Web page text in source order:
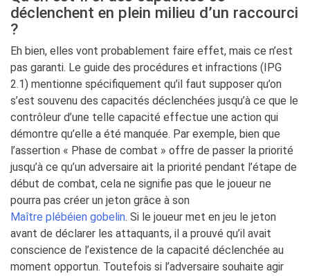
déclenchent en plein milieu d’un raccourci
?
Eh bien, elles vont probablement faire effet, mais ce n’est
pas garanti. Le guide des procédures et infractions (IPG
2.1) mentionne spécifiquement qu’il faut supposer qu’on
s’est souvenu des capacités déclenchées jusqu’à ce que le
contrôleur d’une telle capacité effectue une action qui
démontre qu’elle a été manquée. Par exemple, bien que
l’assertion « Phase de combat » offre de passer la priorité
jusqu’à ce qu’un adversaire ait la priorité pendant l’étape de
début de combat, cela ne signifie pas que le joueur ne
pourra pas créer un jeton grâce à son
Maître plébéien gobelin. Si le joueur met en jeu le jeton
avant de déclarer les attaquants, il a prouvé qu’il avait
conscience de l’existence de la capacité déclenchée au
moment opportun. Toutefois si l’adversaire souhaite agir